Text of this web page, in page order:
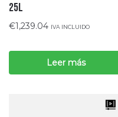
25L
€1,239.04 IVA INCLUIDO
Leer más